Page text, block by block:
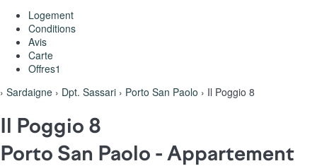
Logement
Conditions
Avis
Carte
Offres1
› Sardaigne › Dpt. Sassari › Porto San Paolo › Il Poggio 8
Il Poggio 8
Porto San Paolo - Appartement